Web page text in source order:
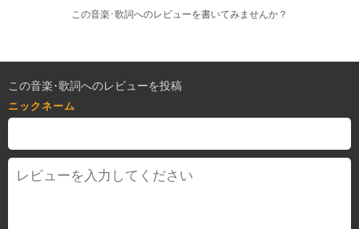
この音楽･歌詞へのレビューを書いてみませんか？
この音楽･歌詞へのレビューを投稿
ニックネーム